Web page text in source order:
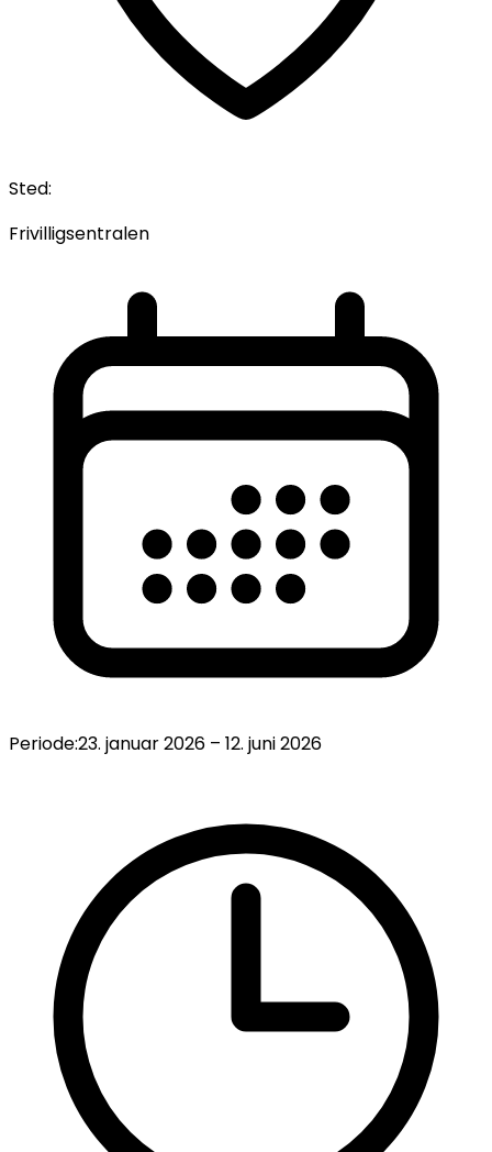
Sted:
Frivilligsentralen
Periode:23. januar 2026 – 12. juni 2026